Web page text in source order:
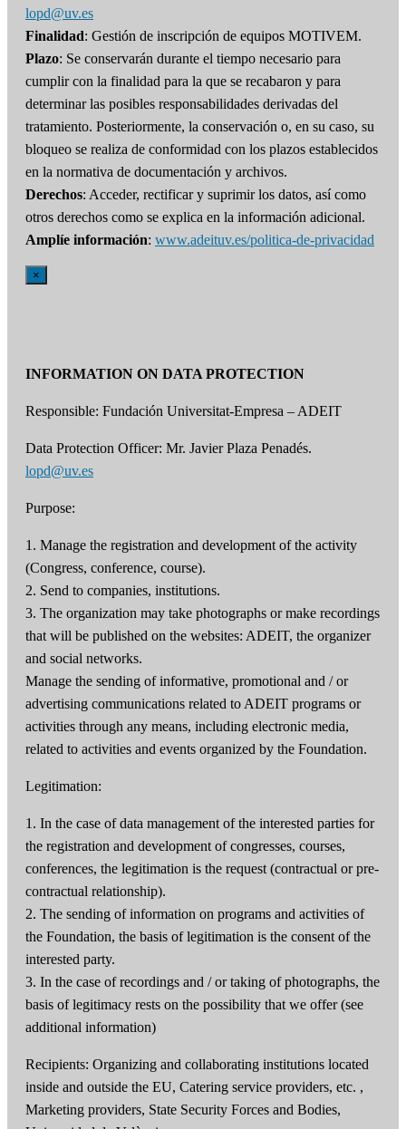
lopd@uv.es
Finalidad: Gestión de inscripción de equipos MOTIVEM.
Plazo: Se conservarán durante el tiempo necesario para
cumplir con la finalidad para la que se recabaron y para
determinar las posibles responsabilidades derivadas del
tratamiento. Posteriormente, la conservación o, en su caso, su
bloqueo se realiza de conformidad con los plazos establecidos
en la normativa de documentación y archivos.
Derechos: Acceder, rectificar y suprimir los datos, así como
otros derechos como se explica en la información adicional.
Amplíe información: www.adeituv.es/politica-de-privacidad
×
INFORMATION ON DATA PROTECTION
Responsible: Fundación Universitat-Empresa – ADEIT
Data Protection Officer: Mr. Javier Plaza Penadés.
lopd@uv.es
Purpose:
1. Manage the registration and development of the activity
(Congress, conference, course).
2. Send to companies, institutions.
3. The organization may take photographs or make recordings
that will be published on the websites: ADEIT, the organizer
and social networks.
Manage the sending of informative, promotional and / or
advertising communications related to ADEIT programs or
activities through any means, including electronic media,
related to activities and events organized by the Foundation.
Legitimation:
1. In the case of data management of the interested parties for
the registration and development of congresses, courses,
conferences, the legitimation is the request (contractual or pre-
contractual relationship).
2. The sending of information on programs and activities of
the Foundation, the basis of legitimation is the consent of the
interested party.
3. In the case of recordings and / or taking of photographs, the
basis of legitimacy rests on the possibility that we offer (see
additional information)
Recipients: Organizing and collaborating institutions located
inside and outside the EU, Catering service providers, etc. ,
Marketing providers, State Security Forces and Bodies,